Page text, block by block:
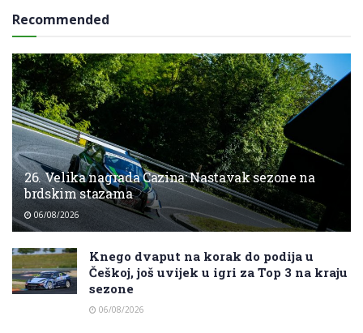
Recommended
26. Velika nagrada Cazina: Nastavak sezone na
brdskim stazama
06/08/2026
Knego dvaput na korak do podija u
Češkoj, još uvijek u igri za Top 3 na kraju
sezone
06/08/2026